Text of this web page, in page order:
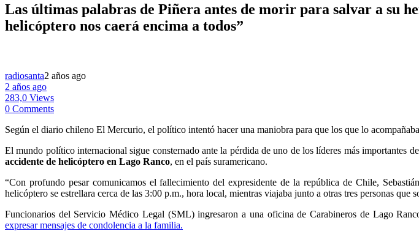
Las últimas palabras de Piñera antes de morir para salvar a su
helicóptero nos caerá encima a todos”
radiosanta2 años ago
2 años ago
283,0 Views
0 Comments
Según el diario chileno El Mercurio, el político intentó hacer una maniobra para que los que lo
El mundo político internacional sigue consternado ante la pérdida de uno de los líderes más importantes
accidente de helicóptero en Lago Ranco, en el país suramericano.
“Con profundo pesar comunicamos el fallecimiento del expresidente de la república de Chile,
helicóptero se estrellara cerca de las 3:00 p.m., hora local, mientras viajaba junto a otras tres personas que
Funcionarios del Servicio Médico Legal (SML) ingresaron a una oficina de Carabineros de Lago
expresar mensajes de condolencia a la familia.